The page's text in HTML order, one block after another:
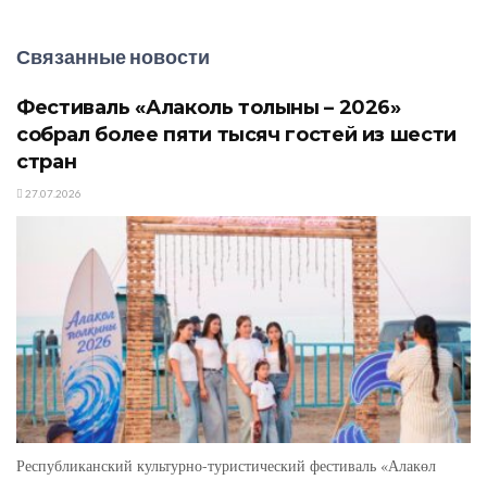
Связанные новости
Фестиваль «Алаколь толқыны – 2026»
собрал более пяти тысяч гостей из шести
стран
27.07.2026
Республиканский культурно-туристический фестиваль «Алакөл